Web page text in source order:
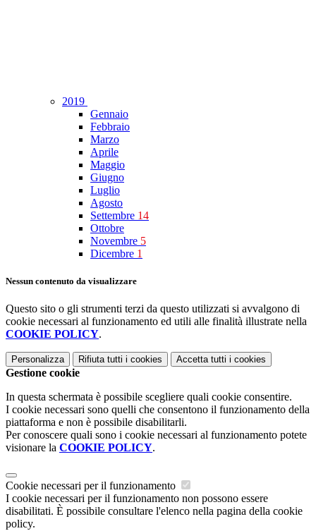
2019
Gennaio
Febbraio
Marzo
Aprile
Maggio
Giugno
Luglio
Agosto
Settembre 14
Ottobre
Novembre 5
Dicembre 1
Nessun contenuto da visualizzare
Questo sito o gli strumenti terzi da questo utilizzati si avvalgono di
cookie necessari al funzionamento ed utili alle finalità illustrate nella
COOKIE POLICY.
Personalizza Rifiuta tutti i cookies Accetta tutti i cookies
Gestione cookie
In questa schermata è possibile scegliere quali cookie consentire.
I cookie necessari sono quelli che consentono il funzionamento della
piattaforma e non è possibile disabilitarli.
Per conoscere quali sono i cookie necessari al funzionamento potete
visionare la COOKIE POLICY.
Cookie necessari per il funzionamento
I cookie necessari per il funzionamento non possono essere
disabilitati. È possibile consultare l'elenco nella pagina della cookie
policy.